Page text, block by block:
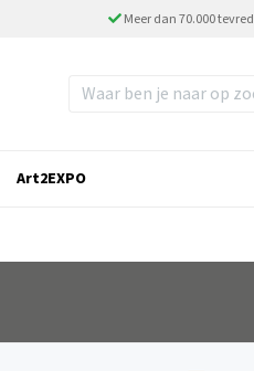
Meer dan 70.000
Art2EXPO